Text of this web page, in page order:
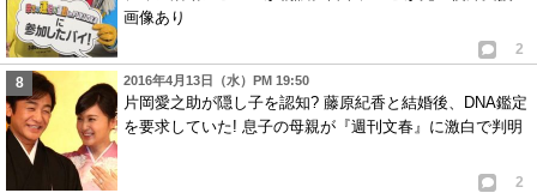
画像あり
2
2016年4月13日（水）PM 19:50
片岡愛之助が隠し子を認知? 藤原紀香と結婚後、DNA鑑定
を要求していた! 息子の母親が『週刊文春』に激白で判明
2